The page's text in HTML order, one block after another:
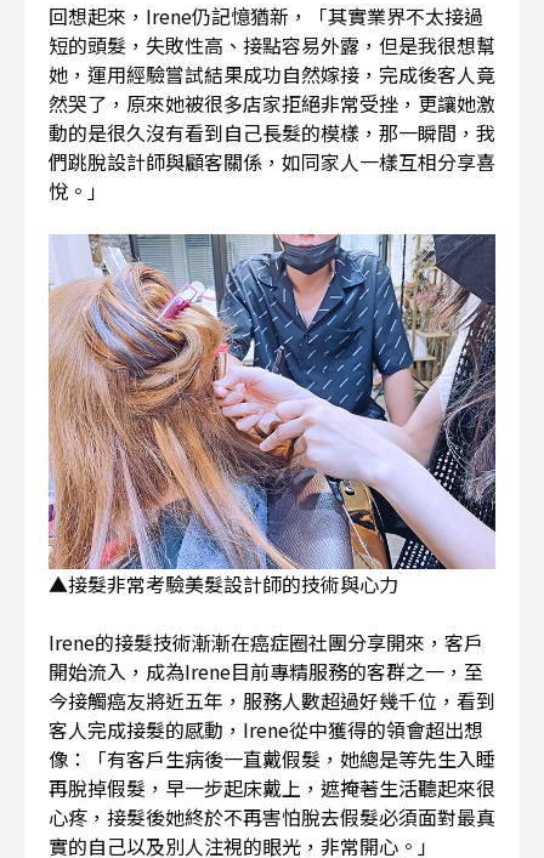
回想起來，Irene仍記憶猶新，「其實業界不太接過
短的頭髮，失敗性高、接點容易外露，但是我很想幫
她，運用經驗嘗試結果成功自然嫁接，完成後客人竟
然哭了，原來她被很多店家拒絕非常受挫，更讓她激
動的是很久沒有看到自己長髮的模樣，那一瞬間，我
們跳脫設計師與顧客關係，如同家人一樣互相分享喜
悅。」
▲接髮非常考驗美髮設計師的技術與心力
Irene的接髮技術漸漸在癌症圈社團分享開來，客戶
開始流入，成為Irene目前專精服務的客群之一，至
今接觸癌友將近五年，服務人數超過好幾千位，看到
客人完成接髮的感動，Irene從中獲得的領會超出想
像：「有客戶生病後一直戴假髮，她總是等先生入睡
再脫掉假髮，早一步起床戴上，遮掩著生活聽起來很
心疼，接髮後她終於不再害怕脫去假髮必須面對最真
實的自己以及別人注視的眼光，非常開心。」